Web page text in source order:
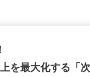
を最大化する「